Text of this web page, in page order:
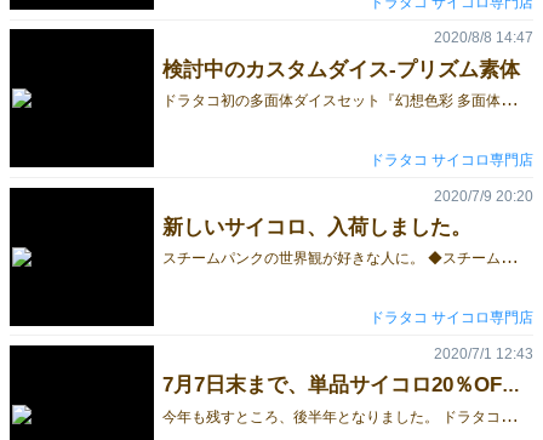
検討中のカスタムダイス-プリズム素体
ド
ラタコ初の多面体ダイスセット『幻想色彩 多面体ダイス7個セット（草案）』 本体には見る角度で色が変わるプリズム素体を使用し、「シンプル＆上品」な見た目になるようなフォントを制作し使用しました。 下写真は『幻想色彩 多面体ダイス7個セット』の派生版で「美女と野獣」の6面サイコロ（草案）。 「美女の1」か「野獣の6」から見ると二人が見つめ合う姿を見る事ができます。 どちらのサイコロも素材が特殊なため、 製造にはかなりの費用が必要になり実際の製造には時間が掛かりそうです・・・＾＾； ◆現在発売中のドラタコ オリジナルダイスはこちらから ドラタコ
2020/8/8 14:47
ドラタコ サイコロ専門店
新しいサイコロ、入荷しました。
ス
チームパンクの世界観が好きな人に。 ◆スチームパンク【歯車入り】 多面体ダイス7個セット 機械油をイメージしたオレンジ色の樹脂の中に、スチームパンクを代表するモチーフ【歯車】を入れたダイスセット。 コレクションにおススメの変り種。 ◆スターフィッシュ【ヒトデ＆ブルー】 多面体ダイス7個セット 海をイメージしたサイコロの中にヒトデを入れたダイスセット。 文字の見やすさ、オシャレさのバランスが良いマーブルグリッターシリーズ。 ◆マーブルグリッター【青&白】 多面体ダイス7個セット 爽やかで綺麗な青と白のマーブル模様。 ◆マーブルグリッター【ピンク&グリーン】 多面体ダイス7個セット 癖になる珍しい配色。ピンクとグリーンのマーブル模様。 ◆マーブルグリッター【グレー&パープル】 多面体ダイス7個セット 上品な色合い。グレーとパープルのマーブル模様。 ドラタコ
2020/7/9 20:20
ドラタコ サイコロ専門店
7月7日末まで、単品サイコロ20％OFFセール実施中！！
今
年も残すところ、後半年となりました。 ドラタコでは7月1日~7日までの間、一部の単品サイコロで20％OFFセールを実施しています。 対象のサイコロは439種類！！ この機会に、サイコロの中に『ラメ・花・ビーズ・苔』等が入った珍しいサイコロをご覧ください。 ◆20％OFF対象のサイコロはこちらから ドラタコ
2020/7/1 12:43